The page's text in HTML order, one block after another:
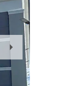
Next
Slide